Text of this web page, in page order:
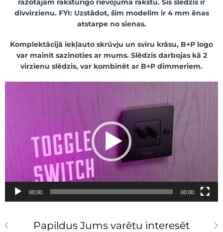
ražotājam raksturīgo rievojuma rakstu. Šis slēdzis ir
divvirzienu. FYI: Uzstādot, šim modelim ir 4 mm ēnas
atstarpe no sienas.
Komplektācijā iekļauto skrūvju un sviru krāsu, B+P logo
var mainīt sazinoties ar mums. Slēdzis darbojas kā 2
virzienu slēdzis, var kombinēt ar B+P dimmeriem.
Video
00:00 00:00
Papildus Jums varētu interesēt